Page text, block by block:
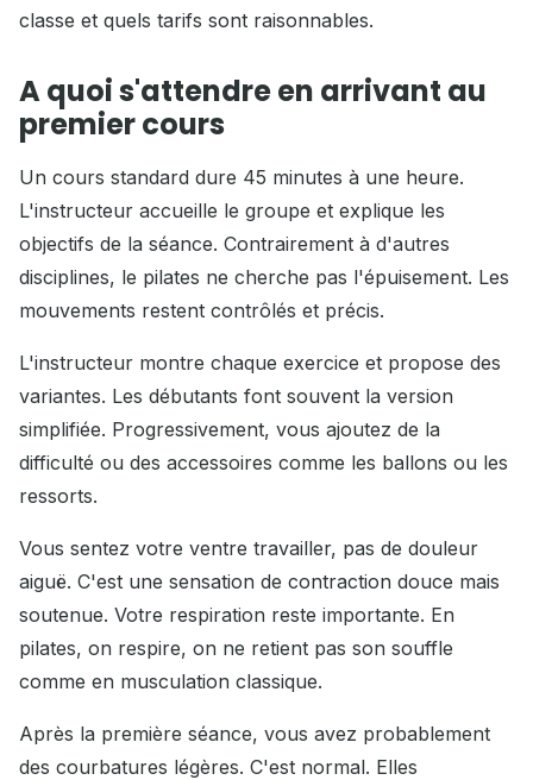
classe et quels tarifs sont raisonnables.
A quoi s'attendre en arrivant au
premier cours
Un cours standard dure 45 minutes à une heure.
L'instructeur accueille le groupe et explique les
objectifs de la séance. Contrairement à d'autres
disciplines, le pilates ne cherche pas l'épuisement. Les
mouvements restent contrôlés et précis.
L'instructeur montre chaque exercice et propose des
variantes. Les débutants font souvent la version
simplifiée. Progressivement, vous ajoutez de la
difficulté ou des accessoires comme les ballons ou les
ressorts.
Vous sentez votre ventre travailler, pas de douleur
aiguë. C'est une sensation de contraction douce mais
soutenue. Votre respiration reste importante. En
pilates, on respire, on ne retient pas son souffle
comme en musculation classique.
Après la première séance, vous avez probablement
des courbatures légères. C'est normal. Elles